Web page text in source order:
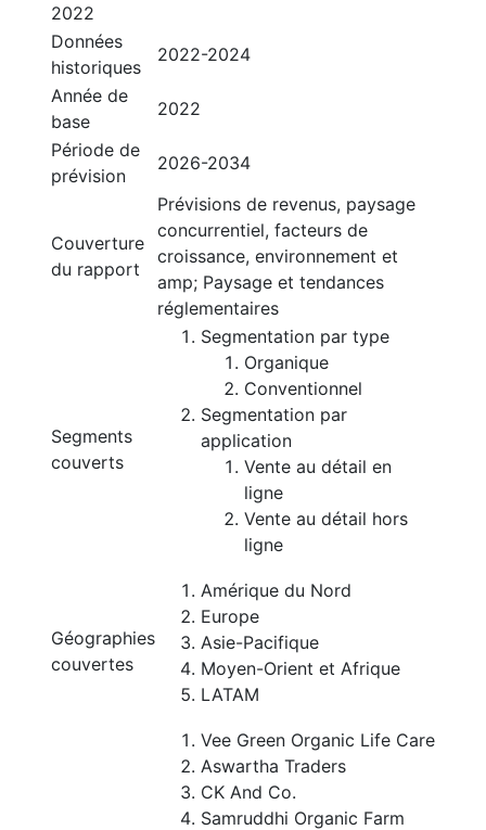
2022
Données
historiques
2022-2024
Année de
base
2022
Période de
prévision
2026-2034
Couverture
du rapport
Prévisions de revenus, paysage
concurrentiel, facteurs de
croissance, environnement et
amp; Paysage et tendances
réglementaires
Segments
couverts
Segmentation par type
Organique
Conventionnel
Segmentation par
application
Vente au détail en
ligne
Vente au détail hors
ligne
Géographies
couvertes
Amérique du Nord
Europe
Asie-Pacifique
Moyen-Orient et Afrique
LATAM
Vee Green Organic Life Care
Aswartha Traders
CK And Co.
Samruddhi Organic Farm